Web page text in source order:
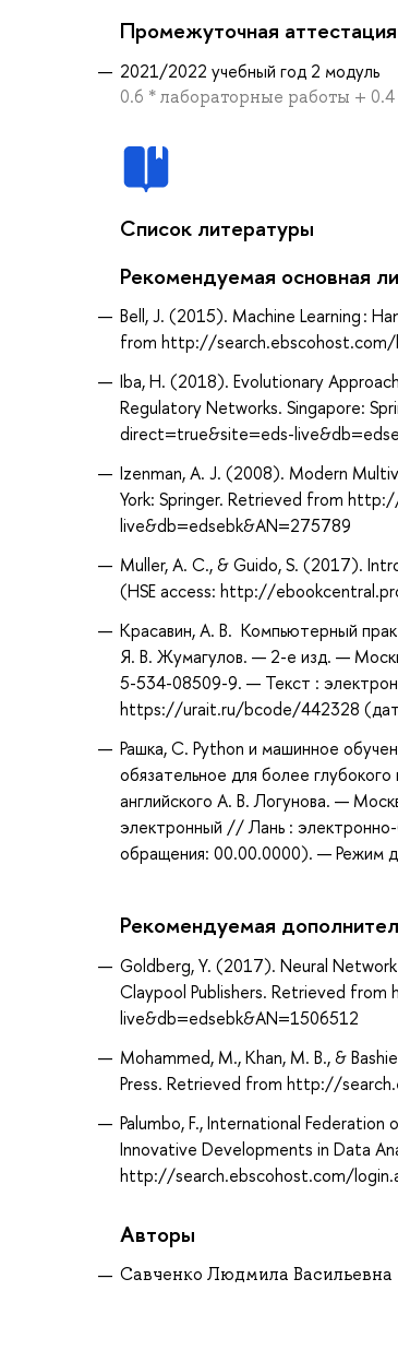
Промежуточная аттестация
2021/2022 учебный год 2 модуль
0.6 * лабораторные работы +
Список литературы
Рекомендуемая основная
Bell, J. (2015). Machine Learning :
from http://
Iba, H. (2018). Evolutionary
Regulatory Networks. Singapore:
direct=true&site=eds-
Izenman, A. J. (2008). Modern
York: Springer. Retrieved from
live&db=edsebk&AN=275789
Muller, A. C., & Guido, S. (2017).
(HSE access: http://
Красавин, А. В. Компьютерный
Я. В. Жумагулов. — 2-е изд. —
5-534-08509-9. — Текст :
https://urait.ru/bcode/442328
Рашка, С. Python и машинное
обязательное для более
английского А. В. Логунова. —
электронный // Лань :
обращения: 00.00.0000). — Режим
Рекомендуемая
Goldberg, Y. (2017). Neural
Claypool Publishers. Retrieved
live&db=edsebk&AN=1506512
Mohammed, M., Khan, M. B., &
Press. Retrieved from http://
Palumbo, F., International
Innovative Developments in Data
http://search.ebscohost.com/
Авторы
Савченко Людмила Васильевна